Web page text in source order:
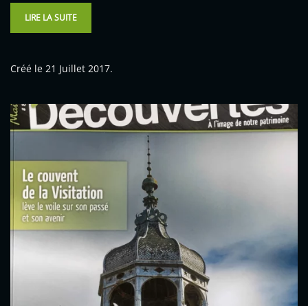
LIRE LA SUITE
Créé le 21 Juillet 2017.